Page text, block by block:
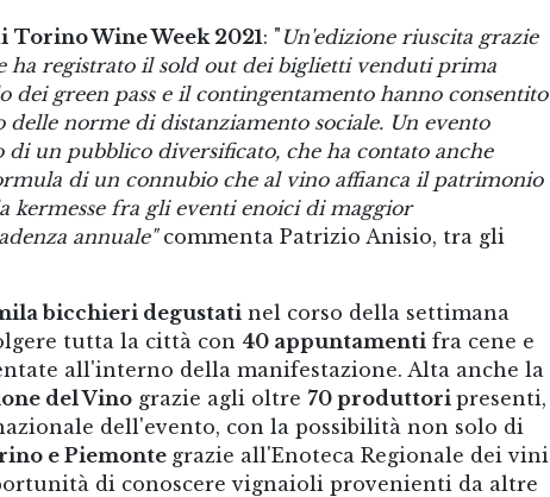
Torino Wine Week 2021: " Un'edizione riuscita grazie
ha registrato il sold out dei biglietti venduti prima
green pass e il contingentamento hanno consentito
norme di distanziamento sociale. Un evento
un pubblico diversificato, che ha contato anche
di un connubio che al vino affianca il patrimonio
kermesse fra gli eventi enoici di maggior
annuale"commenta Patrizio Anisio, tra gli
bicchieri degustati nel corso della settimana
tutta la città con 40 appuntamenti fra cene e
all'interno della manifestazione. Alta anche la
del Vino grazie agli oltre 70 produttori presenti,
dell'evento, con la possibilità non solo di
e Piemonte grazie all'Enoteca Regionale dei vini
di conoscere vignaioli provenienti da altre